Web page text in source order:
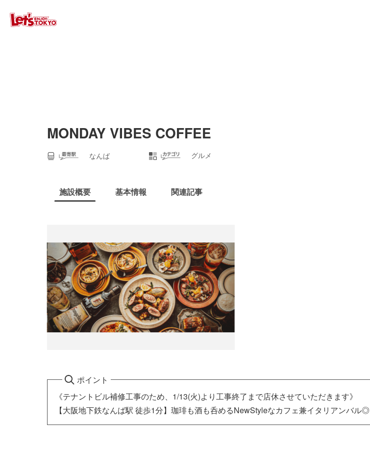
MONDAY VIBES COFFEE
なんば グルメ
施設概要 基本情報 関連記事
ポイント
《テナントビル補修工事のため、1/13(火)より工事終了まで店休させていただきます》
【大阪地下鉄なんば駅 徒歩1分】珈琲も酒も呑めるNewStyleなカフェ兼イタリアンバル◎